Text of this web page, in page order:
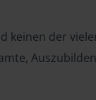
keinen der